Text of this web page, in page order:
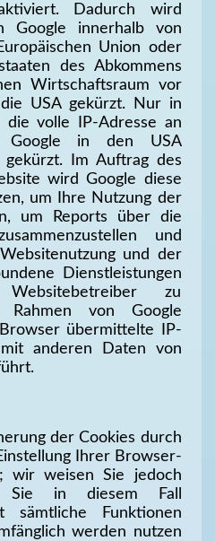
aktiviert. Dadurch wird
Google innerhalb von
Union oder
des Abkommens
Wirtschaftsraum vor
USA gekürzt. Nur in
die volle IP-Adresse an
Google in den USA
Im Auftrag des
wird Google diese
um Ihre Nutzung der
um Reports über die
und
und der
Dienstleistungen
zu
von Google
übermittelte IP-
anderen Daten von
der Cookies durch
Ihrer Browser-
wir weisen Sie jedoch
in diesem Fall
sämtliche Funktionen
werden nutzen